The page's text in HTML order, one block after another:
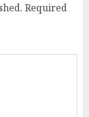
Required